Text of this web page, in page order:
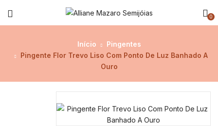
0
Início
Pingentes
Pingente Flor Trevo Liso Com Ponto De Luz Banhado A
Ouro